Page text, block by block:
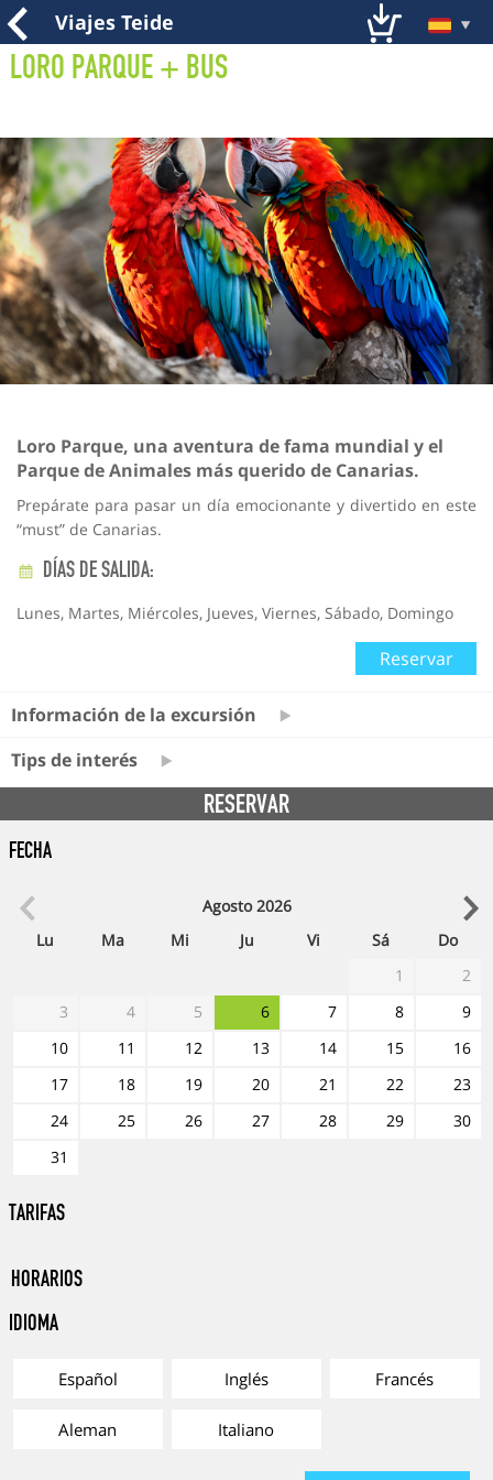
Viajes Teide
Loro Parque + Bus
Loro Parque, una aventura de fama mundial y el
Parque de Animales más querido de Canarias.
Prepárate para pasar un día emocionante y divertido en este
“must” de Canarias.
DÍAS DE SALIDA:
Lunes, Martes, Miércoles, Jueves, Viernes, Sábado, Domingo
Reservar
Información de la excursión
Tips de interés
RESERVAR
Fecha
Agosto 2026
Lu
Ma Mi Ju Vi Sá
Do
1
2
3
4 5 6 7 8
9
10
11 12 13 14 15
16
17
18 19 20 21 22
23
24
25 26 27 28 29
30
31
TARIFAS
Horarios
Idioma
Español Inglés Francés
Aleman Italiano